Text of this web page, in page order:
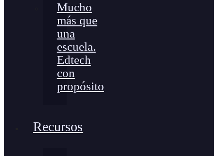
Mucho
más que
una
escuela.
Edtech
con
propósito
Recursos